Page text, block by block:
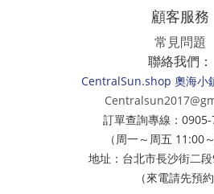
顧客服務
常見問題
聯絡我們：
CentralSun.shop 奧海小
訂單查詢專線：
（周一～周五 11:00
地址：台北市長沙街二
（來電請先預約